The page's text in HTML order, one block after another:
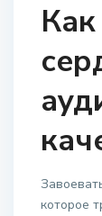
которое